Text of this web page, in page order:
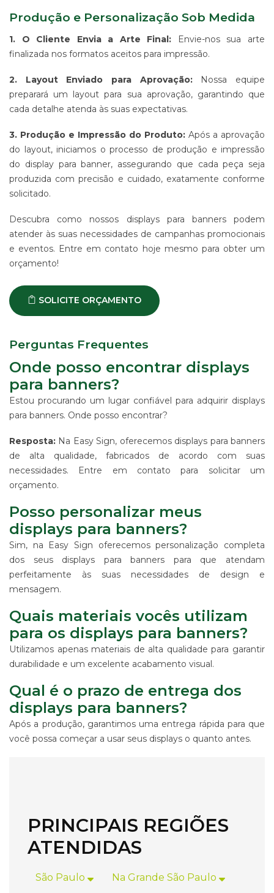
PROMOCIONAL
PONTO
DE
-
PDV
ESTAMPARIA
TECIDO
CORRIDO
E
CENTRALIZADO
ESTAMPARIA
DIGITAL
PRODUTO
EM
IMPRESSÃO
DE
"CATÁLOGOS"
CONTATO
CONOSCO
Produção e Personalização Sob Medida
1. O Cliente Envia a Arte Final: Envie-nos sua arte
finalizada nos formatos aceitos para impressão.
2. Layout Enviado para Aprovação:Nossa equipe
preparará um layout para sua aprovação, garantindo que
cada detalhe atenda às suas expectativas.
3. Produção e Impressão do Produto: Após a aprovação
do layout, iniciamos o processo de produção e impressão
do display para banner, assegurando que cada peça seja
produzida com precisão e cuidado, exatamente conforme
solicitado.
Descubra como nossos displays para banners podem
atender às suas necessidades de campanhas promocionais
e eventos. Entre em contato hoje mesmo para obter um
orçamento!
SOLICITE ORÇAMENTO
Perguntas Frequentes
Onde posso encontrar displays
para banners?
Estou procurando um lugar confiável para adquirir displays
para banners. Onde posso encontrar?
Resposta: Na Easy Sign, oferecemos displays para banners
de alta qualidade, fabricados de acordo com suas
necessidades. Entre em contato para solicitar um
orçamento.
Posso personalizar meus
displays para banners?
Sim, na Easy Sign oferecemos personalização completa
dos seus displays para banners para que atendam
perfeitamente às suas necessidades de design e
mensagem.
Quais materiais vocês utilizam
para os displays para banners?
Utilizamos apenas materiais de alta qualidade para garantir
durabilidade e um excelente acabamento visual.
Qual é o prazo de entrega dos
displays para banners?
Após a produção, garantimos uma entrega rápida para que
você possa começar a usar seus displays o quanto antes.
PRINCIPAIS REGIÕES
ATENDIDAS
São Paulo Na Grande São Paulo